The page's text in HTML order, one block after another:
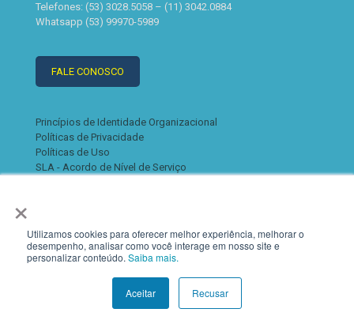
×
Utilizamos cookies para oferecer melhor experiência, melhorar o
desempenho, analisar como você interage em nosso site e
personalizar conteúdo. Saiba mais.
Aceitar Recusar
Telefones: (53) 3028.5058 – (11) 3042.0884
Whatsapp (53) 99970-5989
FALE CONOSCO
Princípios de Identidade Organizacional
Políticas de Privacidade
Políticas de Uso
SLA - Acordo de Nível de Serviço